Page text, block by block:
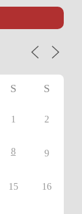
S S
1 2
8 9
15 16